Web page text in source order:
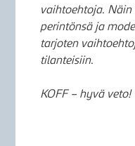
vaihtoehtoja. Näin
perintönsä ja
tarjoten
tilanteisiin.
KOFF – hyvä veto!